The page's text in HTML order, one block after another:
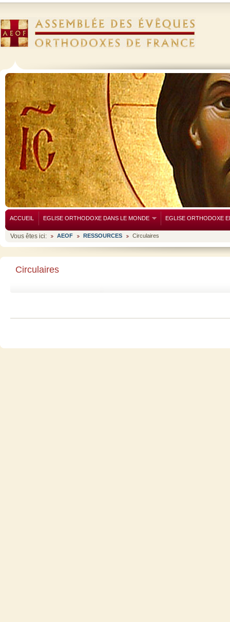
ACCUEIL EGLISE ORTHODOXE DANS LE MONDE EGLISE ORTHODOXE
Vous êtes ici: AEOF RESSOURCES Circulaires
Circulaires